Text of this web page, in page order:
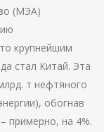
(МЭА)
крупнейшим
стал Китай. Эта
т нефтяного
обогнав
примерно, на 4%.